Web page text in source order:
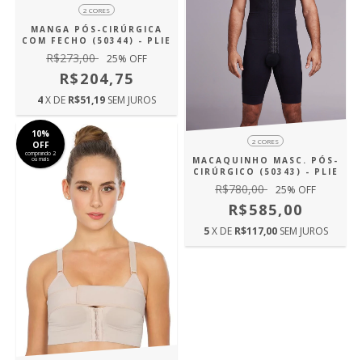
2 CORES
MANGA PÓS-CIRÚRGICA
COM FECHO (50344) - PLIE
R$273,00 25% OFF
R$204,75
4X DE R$51,19 SEM JUROS
10%
OFF
comprando 2
ou mais
2 CORES
MACAQUINHO MASC. PÓS-
CIRÚRGICO (50343) - PLIE
R$780,00 25% OFF
R$585,00
5 X DE R$117,00 SEM JUROS